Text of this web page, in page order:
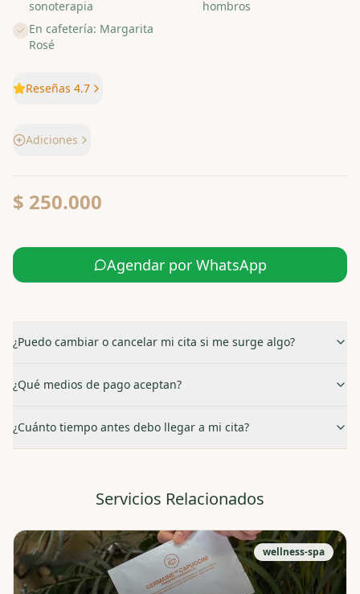
sonoterapia
hombros
En cafetería: Margarita
Rosé
Reseñas 4.7
Adiciones
$ 250.000
Agendar por WhatsApp
¿Puedo cambiar o cancelar mi cita si me surge algo?
¿Qué medios de pago aceptan?
¿Cuánto tiempo antes debo llegar a mi cita?
Servicios Relacionados
wellness-spa